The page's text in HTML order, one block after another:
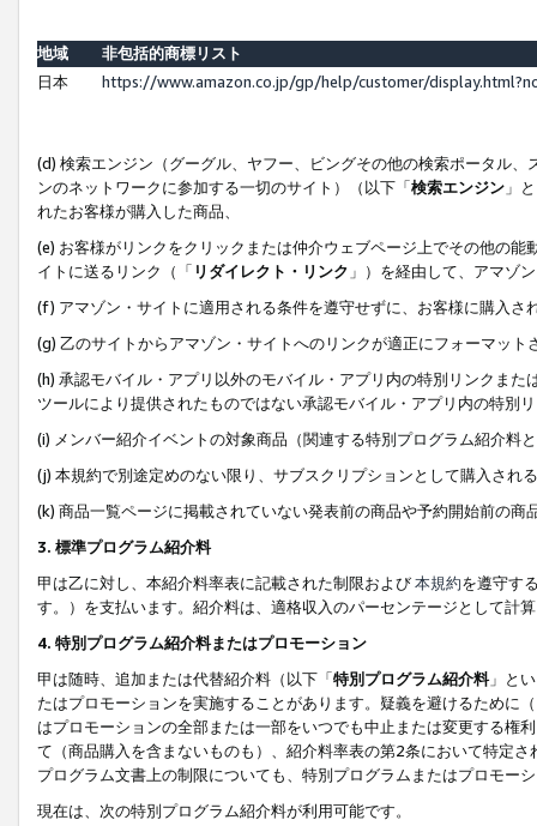
地域
非包括的商標リスト
日本
https://www.amazon.co.jp/gp/help/customer/
(d) 検索エンジン（グーグル、ヤフー、ビングその他の検索ポータル
ンのネットワークに参加する一切のサイト）（以下「検索エンジン 」
れたお客様が購入した商品、
(e) お客様がリンクをクリックまたは仲介ウェブページ上でその他の
イトに送るリンク（「 リダイレクト・リンク 」）を経由して、アマゾ
(f) アマゾン・サイトに適用される条件を遵守せずに、お客様に購入さ
(g) 乙のサイトからアマゾン・サイトへのリンクが適正にフォーマッ
(h) 承認モバイル・アプリ以外のモバイル・アプリ内の特別リンクま
ツールにより提供されたものではない承認モバイル・アプリ内の特別
(i) メンバー紹介イベントの対象商品（関連する特別プログラム紹介料
(j) 本規約で別途定めのない限り、サブスクリプションとして購入され
(k) 商品一覧ページに掲載されていない発表前の商品や予約開始前の商
3. 標準プログラム紹介料
甲は乙に対し、本紹介料率表に記載された制限および本規約を遵守す
す。）を支払います。紹介料は、適格収入のパーセンテージとして計
4. 特別プログラム紹介料またはプロモーション
甲は随時、追加または代替紹介料（以下「特別プログラム紹介料」と
たはプロモーションを実施することがあります。疑義を避けるために
はプロモーションの全部または一部をいつでも中止または変更する権
て（商品購入を含まないものも）、紹介料率表の第2条において特定
プログラム文書上の制限についても、特別プログラムまたはプロモー
現在は、次の特別プログラム紹介料が利用可能です。